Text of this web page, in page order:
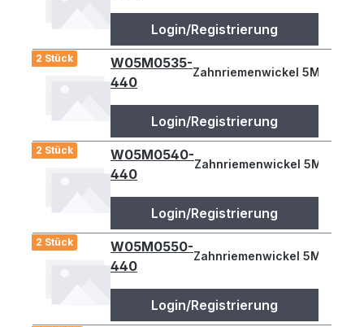
Login/Registrierung
2 Stück
W05M0535-
440
Zahnriemenwickel 5M 535
Login/Registrierung
2 Stück
W05M0540-
440
Zahnriemenwickel 5M 540
Login/Registrierung
2 Stück
W05M0550-
440
Zahnriemenwickel 5M 550
Login/Registrierung